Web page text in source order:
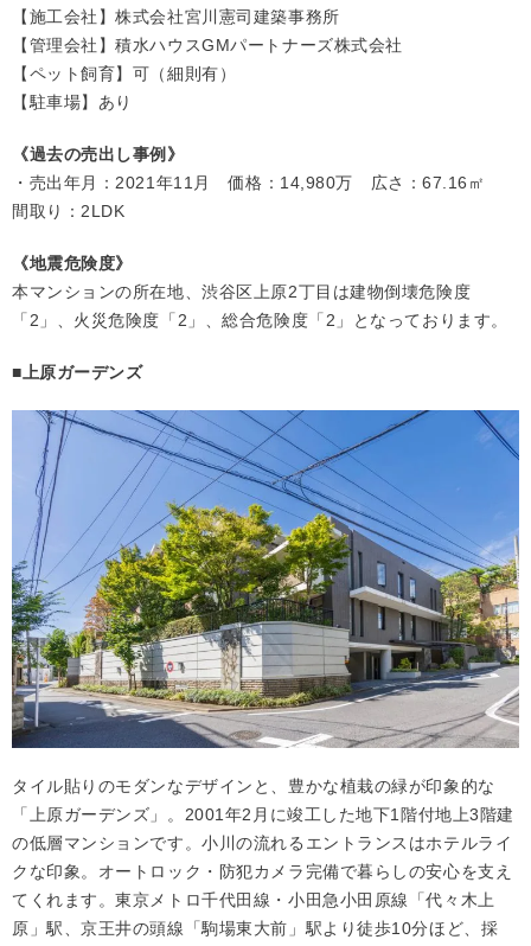
【施工会社】株式会社宮川憲司建築事務所
【管理会社】積水ハウスGMパートナーズ株式会社
【ペット飼育】可（細則有）
【駐車場】あり
《過去の売出し事例》
・売出年月：2021年11月 価格：14,980万 広さ：67.16㎡
間取り：2LDK
《地震危険度》
本マンションの所在地、渋谷区上原2丁目は建物倒壊危険度
「2」、火災危険度「2」、総合危険度「2」となっております。
■上原ガーデンズ
タイル貼りのモダンなデザインと、豊かな植栽の緑が印象的な
「上原ガーデンズ」。2001年2月に竣工した地下1階付地上3階建
の低層マンションです。小川の流れるエントランスはホテルライ
クな印象。オートロック・防犯カメラ完備で暮らしの安心を支え
てくれます。東京メトロ千代田線・小田急小田原線「代々木上
原」駅、京王井の頭線「駒場東大前」駅より徒歩10分ほど、採